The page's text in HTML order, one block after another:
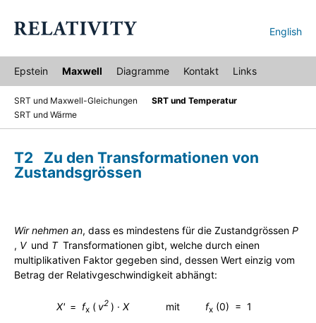
English
Epstein Maxwell Diagramme Kontakt Links
SRT und Maxwell-Gleichungen
SRT und Temperatur
SRT und Wärme
T2 Zu den Transformationen von
Zustandsgrössen
Wir nehmen an, dass es mindestens für die Zustandgrössen P
, V und T Transformationen gibt, welche durch einen
multiplikativen Faktor gegeben sind, dessen Wert einzig vom
Betrag der Relativgeschwindigkeit abhängt:
X' = fx ( v2 ) · X mit fx (0) = 1